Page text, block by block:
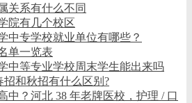
关系有什么不同
院有几个校区
中专学校就业单位有哪些？
单一览表
中等专业学校周末学生能出来吗
招和秋招有什么区别?
中？河北 38 年老牌医校，护理 / 口